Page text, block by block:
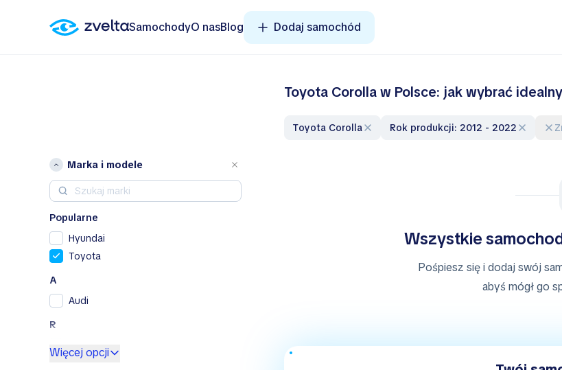
SamochodyO nasBlog Dodaj samochód
Marka i modele
Popularne
Hyundai
Toyota
A
Audi
R
Renault
Więcej opcji
Toyota Corolla w Polsce: jak wybrać
Toyota Corolla Rok produkcji: 2012 - 2022
Wszystkie
Pośpiesz się i dodaj swój
abyś mógł go